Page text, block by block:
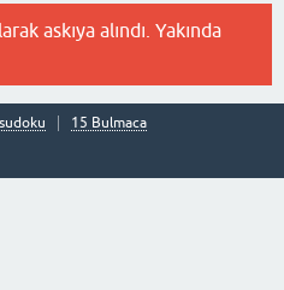
askıya alındı. Yakında
sudoku
15 Bulmaca